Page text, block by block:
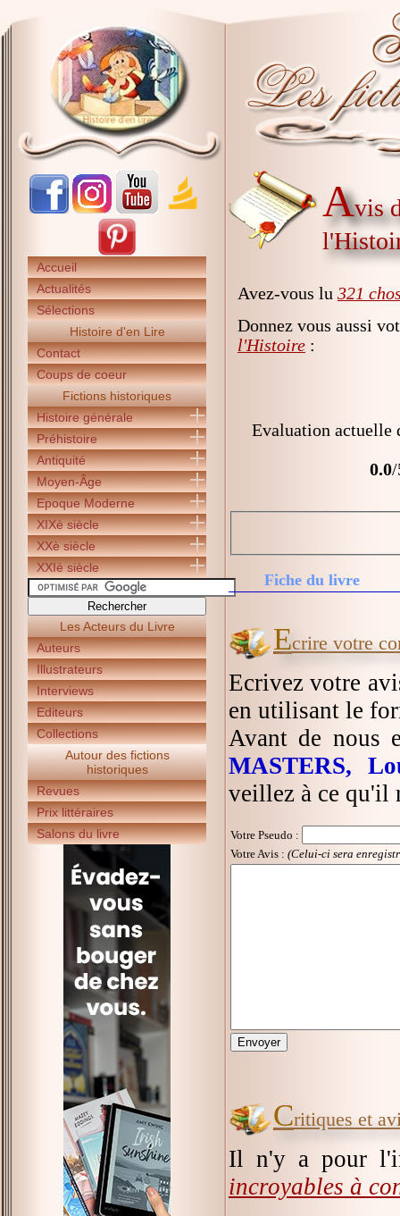
Accueil
Actualités
Sélections
Histoire d'en Lire
Contact
Coups de coeur
Fictions historiques
Histoire générale
Préhistoire
Antiquité
Moyen-Âge
Epoque Moderne
XIXè siècle
XXè siècle
XXIè siècle
Les Acteurs du Livre
Auteurs
Illustrateurs
Interviews
Editeurs
Collections
Autour des fictions
historiques
Revues
Prix littéraires
Salons du livre
Avis
Avez-vous lu 321
Donnez vous aussi
l'Histoire :
Evaluation
0.0/
Fiche du livre
Ecrire votre
Ecrivez votre
en utilisant le
Avant de nous
MASTERS,
veillez à ce qu'il
Votre Pseudo :
Votre Avis : (Celui-ci sera
Critiques et
Il n'y a pour
incroyables à